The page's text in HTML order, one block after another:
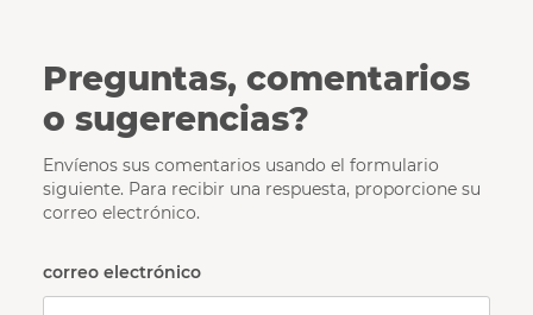
Preguntas, comentarios
o sugerencias?
Envíenos sus comentarios usando el formulario
siguiente. Para recibir una respuesta, proporcione su
correo electrónico.
correo electrónico